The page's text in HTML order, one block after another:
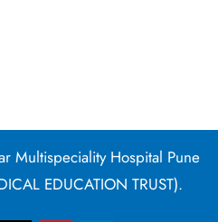
Multispeciality Hospital Pune
EDUCATION TRUST).